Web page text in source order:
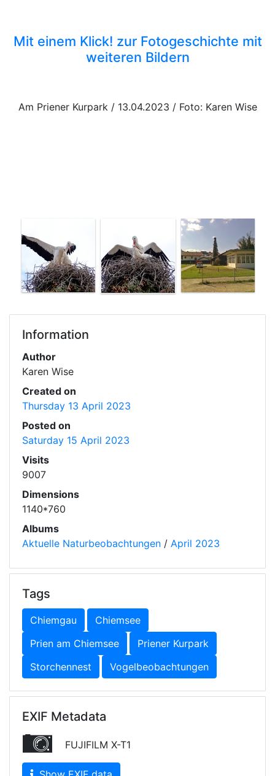
Mit einem Klick! zur Fotogeschichte mit
weiteren Bildern
Am Priener Kurpark / 13.04.2023 / Foto: Karen Wise
Information
Author
Karen Wise
Created on
Thursday 13 April 2023
Posted on
Saturday 15 April 2023
Visits
9007
Dimensions
1140*760
Albums
Aktuelle Naturbeobachtungen / April 2023
Tags
Chiemgau
Chiemsee
Prien am Chiemsee
Priener Kurpark
Storchennest
Vogelbeobachtungen
EXIF Metadata
FUJIFILM X-T1